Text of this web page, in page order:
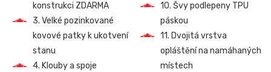
konstrukci ZDARMA
3. Velké pozinkované
kovové patky k ukotvení
stanu
4. Klouby a spoje
10. Švy podlepeny TPU
páskou
11. Dvojitá vrstva
opláštění na namáhaných
místech